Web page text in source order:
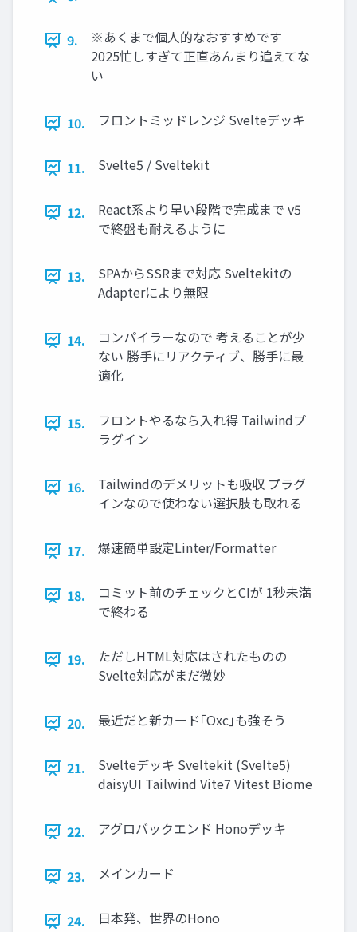
9.
※あくまで個人的なおすすめです
2025忙しすぎて正直あんまり追えてな
い
10. フロントミッドレンジ Svelteデッキ
11. Svelte5 / Sveltekit
12.
React系より早い段階で完成まで v5
で終盤も耐えるように
13.
SPAからSSRまで対応 Sveltekitの
Adapterにより無限
14.
コンパイラーなので 考えることが少
ない 勝手にリアクティブ、勝手に最
適化
15.
フロントやるなら入れ得 Tailwindプ
ラグイン
16.
Tailwindのデメリットも吸収 プラグ
インなので使わない選択肢も取れる
17. 爆速簡単設定Linter/Formatter
18.
コミット前のチェックとCIが 1秒未満
で終わる
19.
ただしHTML対応はされたものの
Svelte対応がまだ微妙
20. 最近だと新カード｢Oxc｣も強そう
21.
Svelteデッキ Sveltekit (Svelte5)
daisyUI Tailwind Vite7 Vitest Biome
22. アグロバックエンド Honoデッキ
23. メインカード
24. 日本発、世界のHono